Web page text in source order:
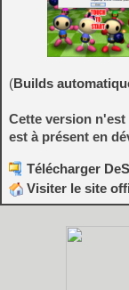
(Builds
Cette version
est à présent en
Télécharger
Visiter le site